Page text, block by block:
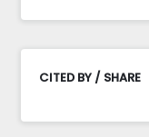
CITED BY / SHARE